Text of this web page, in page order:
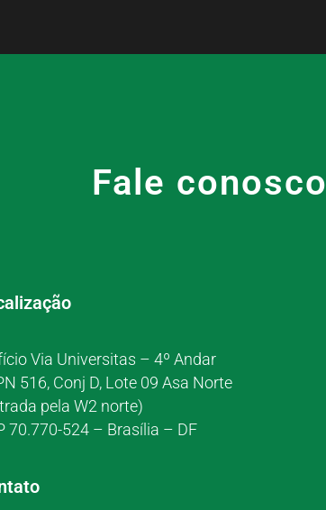
Fale conosco
Via Universitas – 4º Andar
516, Conj D, Lote 09 Asa Norte
pela W2 norte)
70.770-524 – Brasília – DF